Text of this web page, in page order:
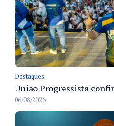
Destaques
06/08/2026